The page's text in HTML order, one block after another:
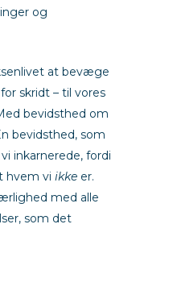
og
at bevæge
skridt – til vores
bevidsthed om
bevidsthed, som
inkarnerede, fordi
hvem vi ikke er.
med alle
som det